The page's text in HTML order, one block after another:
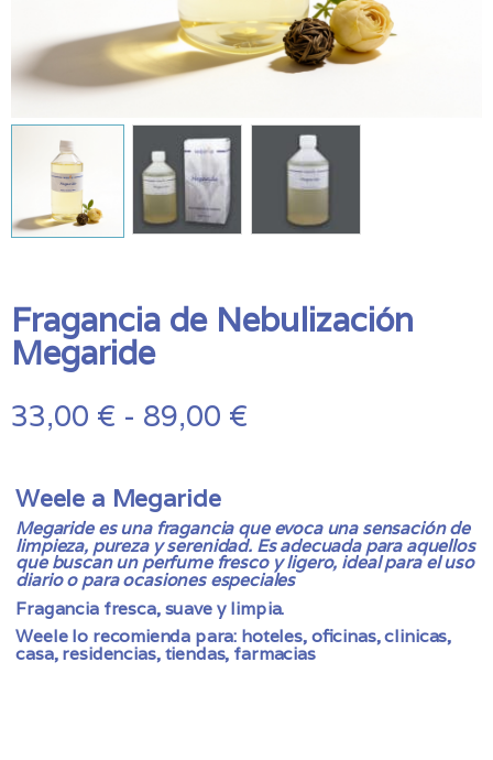
Fragancia de Nebulización
Megaride
33,00 € - 89,00 €
33,00 €
hasta
89,00 €
Weele a Megaride
Megaride es una fragancia que evoca una sensación de
limpieza, pureza y serenidad. Es adecuada para aquellos
que buscan un perfume fresco y ligero, ideal para el uso
diario o para ocasiones especiales
Fragancia fresca, suave y limpia.
Weele lo recomienda para: hoteles, oficinas, clinicas,
casa, residencias, tiendas, farmacias